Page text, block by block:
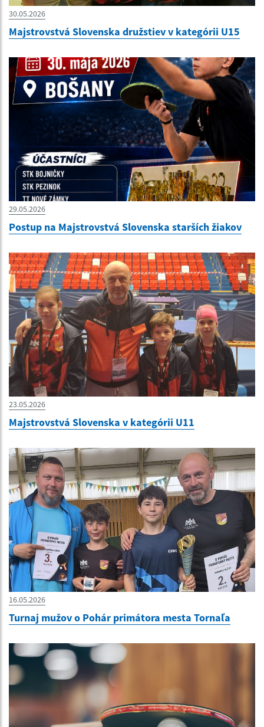
30.05.2026
Majstrovstvá Slovenska družstiev v kategórii U15
29.05.2026
Postup na Majstrovstvá Slovenska starších žiakov
23.05.2026
Majstrovstvá Slovenska v kategórii U11
16.05.2026
Turnaj mužov o Pohár primátora mesta Tornaľa